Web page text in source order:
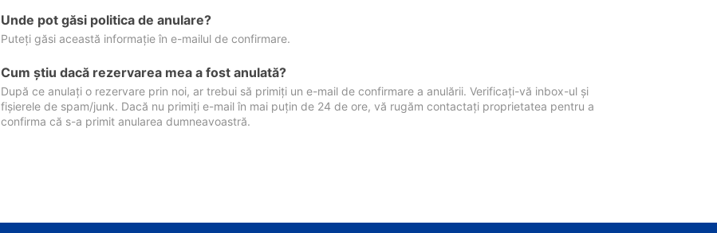
Unde pot găsi politica de anulare?
Puteți găsi această informație în e-mailul de confirmare.
Cum ştiu dacă rezervarea mea a fost anulată?
După ce anulați o rezervare prin noi, ar trebui să primiți un e-mail de confirmare a anulării. Verificați-vă inbox-ul și
fișierele de spam/junk. Dacă nu primiți e-mail în mai puțin de 24 de ore, vă rugăm contactați proprietatea pentru a
confirma că s-a primit anularea dumneavoastră.